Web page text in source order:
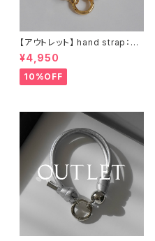
【アウトレット】 hand strap：M
oval gold / アイボリー
¥4,950
10%OFF